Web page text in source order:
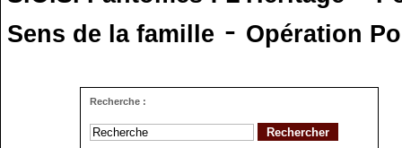
Sens de la famille - Opération
Recherche :